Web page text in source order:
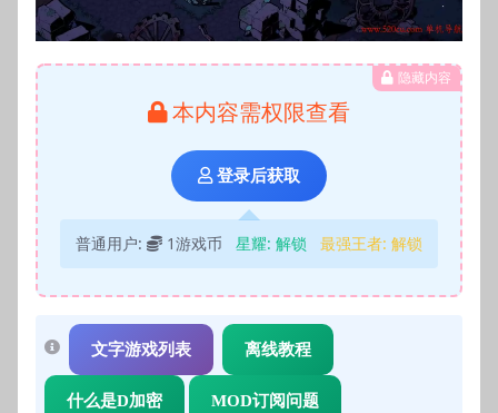
隐藏内容
本内容需权限查看
登录后获取
普通用户: 1游戏币 星耀: 解锁 最强王者: 解锁
文字游戏列表 离线教程
什么是D加密 MOD订阅问题